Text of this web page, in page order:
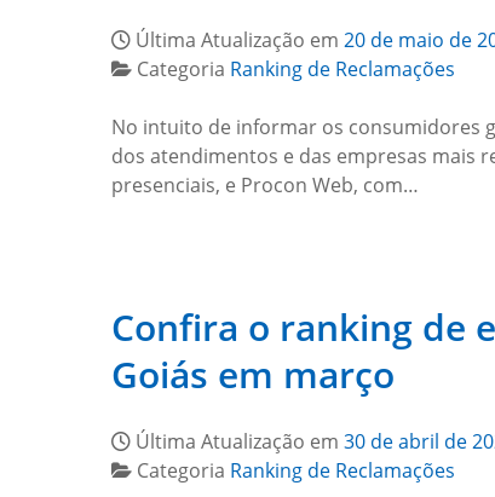
Última Atualização em 20 de maio de
Categoria Ranking de Reclamações
No intuito de informar os consumidores
dos atendimentos e das empresas mais
presenciais, e Procon Web, com…
Confira o ranking de
Goiás em março
Última Atualização em 30 de abril de
Categoria Ranking de Reclamações